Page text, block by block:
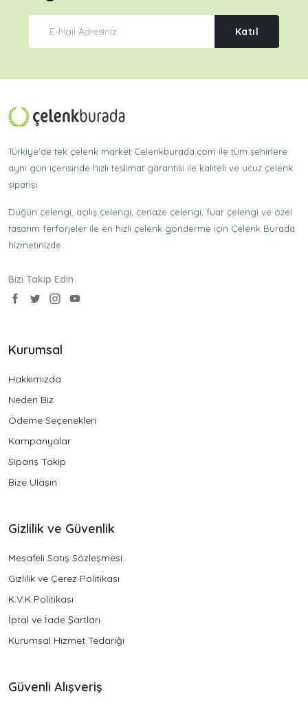
Katıl
Türkiye'de tek çelenk market Celenkburada.com ile tüm şehirlere
aynı gün içerisinde hızlı teslimat garantisi ile kaliteli ve ucuz çelenk
siparişi.
Düğün çelengi, açılış çelengi, cenaze çelengi, fuar çelengi ve özel
tasarım ferforjeler ile en hızlı çelenk gönderme için Çelenk Burada
hizmetinizde.
Bizi Takip Edin
Kurumsal
Hakkımızda
Neden Biz
Ödeme Seçenekleri
Kampanyalar
Sipariş Takip
Bize Ulaşın
Gizlilik ve Güvenlik
Mesafeli Satış Sözleşmesi
Gizlilik ve Çerez Politikası
K.V.K Politikası
İptal ve İade Şartları
Kurumsal Hizmet Tedariği
Güvenli Alışveriş